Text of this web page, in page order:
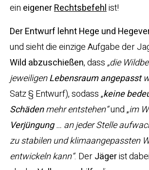
ein eigenerRechtsbefehlist!
Der Entwurf lehnt Hege und
und sieht die einzige Aufgabe der
Wild abzuschießen, dass„die
jeweiligenLebensraumangepasst
Satz § Entwurf), sodass „keine
Schädenmehr entstehen“und „im
Verjüngung… an jeder Stelle
zu stabilen und klimaangepassten
entwickeln kann“. DerJägerist